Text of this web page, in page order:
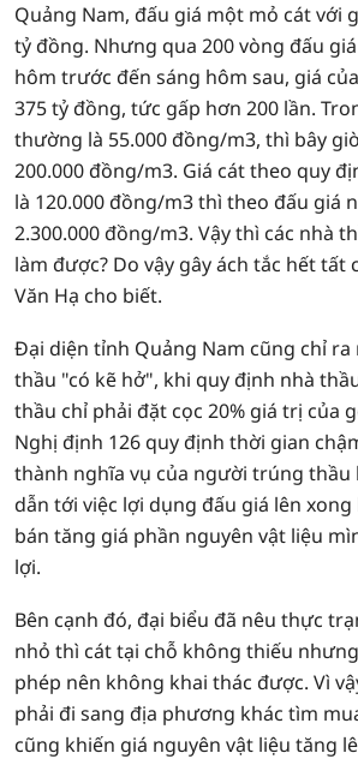
Quảng Nam, đấu giá một mỏ cát với
tỷ đồng. Nhưng qua 200 vòng đấu
hôm trước đến sáng hôm sau, giá
375 tỷ đồng, tức gấp hơn 200 lần.
thường là 55.000 đồng/m3, thì bây
200.000 đồng/m3. Giá cát theo quy
là 120.000 đồng/m3 thì theo đấu giá
2.300.000 đồng/m3. Vậy thì các nhà
làm được? Do vậy gây ách tắc hết tất
Văn Hạ cho biết.
Đại diện tỉnh Quảng Nam cũng chỉ ra
thầu "có kẽ hở", khi quy định nhà
thầu chỉ phải đặt cọc 20% giá trị của
Nghị định 126 quy định thời gian
thành nghĩa vụ của người trúng thầu
dẫn tới việc lợi dụng đấu giá lên xong
bán tăng giá phần nguyên vật liệu
lợi.
Bên cạnh đó, đại biểu đã nêu thực
nhỏ thì cát tại chỗ không thiếu
phép nên không khai thác được. Vì
phải đi sang địa phương khác tìm
cũng khiến giá nguyên vật liệu tăng